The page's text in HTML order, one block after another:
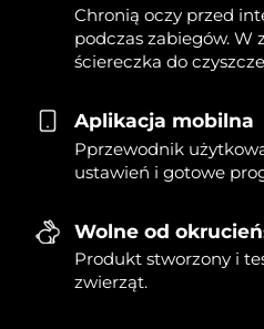
Chronią oczy przed
podczas zabiegów. W
ściereczka do
Aplikacja mobilna
Pprzewodnik
ustawień i gotowe
Wolne od
Produkt stworzony i
zwierząt.